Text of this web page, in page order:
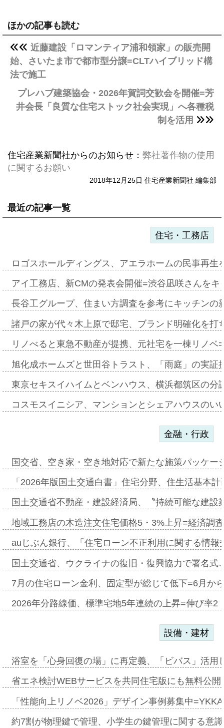
ほかの記事も読む
近藤建設「ロマンティア浦和領家」の販売開
始、さいたま市で都市型分譲=CLTハイブリッド構
法で施工
プレハブ建築協会・2026年賀詞交歓会を開催=芳
井会長「良質な住宅ストック社会実現」へ各種税
制を活用
住宅産業新聞社からのお知らせ： 弊社著作物の使用
に関するお願い
2018年12月25日 住宅産業新聞社 編集部
最近の記事一覧
住宅・工務店
ロゴスホールディングス、アエラホームの民事再
アイ工務店、新CMの発表会開催=渋谷凪咲さんを
長谷工グループ、住まい方調査を参考にキッチン
諸戸の家が代々木上原で邸宅、ブランド明確化を
リノべると東急不動産が提携、元社宅を一棟リノ
旭化成ホームズと世田谷トラスト、「雨庭」の実
東京セキスイハイムとベンハウス、横浜都筑区の
コスモスイニシア、マンションとシェアハウスの
金融・行政
国交省、空き家・空き地対応で新たな施策パッケ
「2026年版国土交通白書」住宅分野、住生活基本
国土交通省不動産・建設経済局、〝持続可能な建
地域工務店の木造注文住宅価格5・3%上昇=経済調
auじぶん銀行、「住宅ローン不正利用に関する情
国土交通省、ウクライナの復旧・復興協力で署名
7月の住宅ローン金利、固定型が総じて低下=6月か
2026年分路線価、標準宅地5年連続の上昇=伸び率
設備・建材
浴室を「心身回復の場」に再定義、「ビバス」活
省エネ検討WEBサービスを共同住宅版にも無料公
「性能向上リノベ2026」デザイン事例募集中
約7割が物理鍵で管理、小学生の鍵管理に関する意